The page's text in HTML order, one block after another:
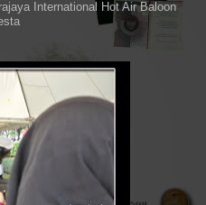
International Hot Air Baloon